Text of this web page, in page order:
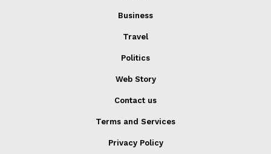
Business
Travel
Politics
Web Story
Contact us
Terms and Services
Privacy Policy